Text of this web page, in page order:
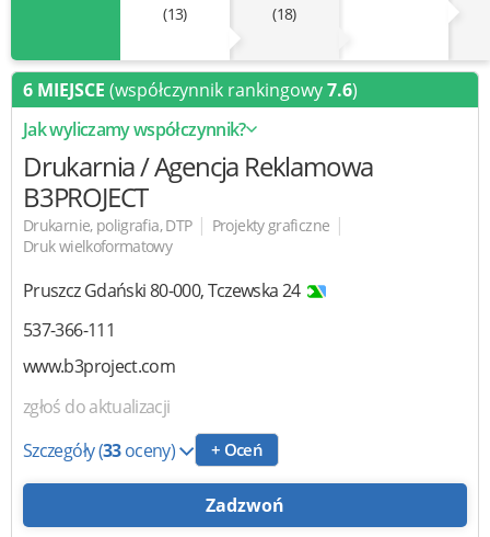
(13)
(18)
6 MIEJSCE (współczynnik rankingowy7.6)
Jak wyliczamy współczynnik?
Drukarnia / Agencja Reklamowa
B3PROJECT
Drukarnie, poligrafia, DTP | Projekty graficzne |
Druk wielkoformatowy
Pruszcz Gdański80-000,Tczewska 24
537-366-111
www.b3project.com
zgłoś do aktualizacji
Szczegóły(33oceny) + Oceń
Zadzwoń